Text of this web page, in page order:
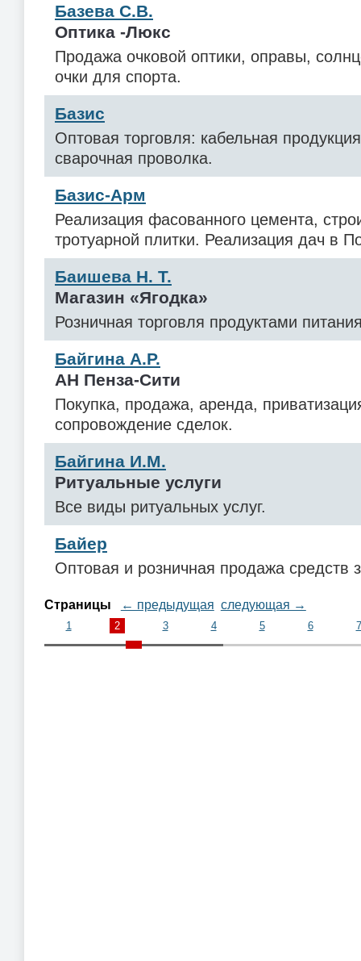
Базева С.В.
Оптика -Люкс
Продажа очковой оптики, оправы,
очки для спорта.
Базис
Оптовая торговля: кабельная
сварочная проволка.
Базис-Арм
Реализация фасованного цемента,
тротуарной плитки. Реализация дач в
Баишева Н. Т.
Магазин «Ягодка»
Розничная торговля продуктами
Байгина А.Р.
АН Пенза-Сити
Покупка, продажа, аренда,
сопровождение сделок.
Байгина И.М.
Ритуальные услуги
Все виды ритуальных услуг.
Байер
Оптовая и розничная продажа средств
Страницы ← предыдущая следующая →
1 2 3 4 5 6 7